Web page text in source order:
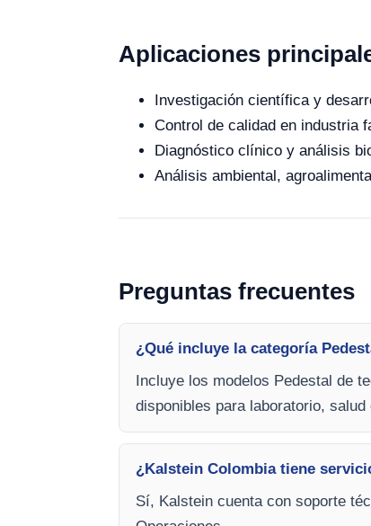
Aplicaciones
Investigación científica y
Control de calidad en industria
Diagnóstico clínico y análisis
Análisis ambiental,
Preguntas frecuentes
¿Qué incluye la categoría
Incluye los modelos Pedestal de
disponibles para laboratorio, salud
¿Kalstein Colombia tiene
Sí, Kalstein cuenta con soporte